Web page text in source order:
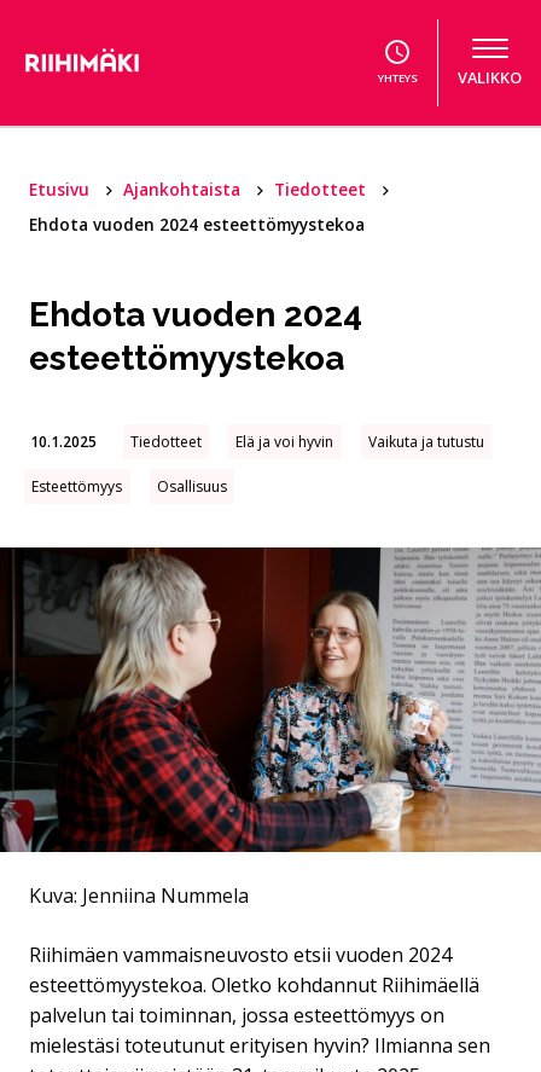
YHTEYS VALIKKO
Etusivu Ajankohtaista
Tiedotteet
Ehdota vuoden 2024 esteettömyystekoa
Ehdota vuoden 2024
esteettömyystekoa
10.1.2025 Tiedotteet Elä ja voi hyvin Vaikuta ja tutustu
Esteettömyys Osallisuus
Kuva: Jenniina Nummela
Riihimäen vammaisneuvosto etsii vuoden 2024
esteettömyystekoa. Oletko kohdannut Riihimäellä
palvelun tai toiminnan, jossa esteettömyys on
mielestäsi toteutunut erityisen hyvin? Ilmianna sen